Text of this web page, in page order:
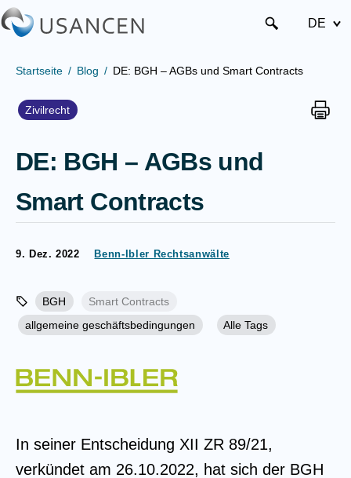
DE
Startseite Blog DE: BGH – AGBs und Smart Contracts
Zivilrecht
DE: BGH – AGBs und
Smart Contracts
9. Dez. 2022 Benn-Ibler Rechtsanwälte
BGH
Smart Contracts
allgemeine geschäftsbedingungen
Alle Tags
In seiner Entscheidung XII ZR 89/21,
verkündet am 26.10.2022, hat sich der BGH